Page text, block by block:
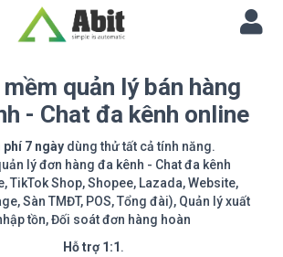
mềm quản lý bán hàng
- Chat đa kênh online
phí 7 ngày dùng thử tất cả tính năng.
lý đơn hàng đa kênh - Chat đa kênh
TikTok Shop, Shopee, Lazada, Website,
Sàn TMĐT, POS, Tổng đài), Quản lý xuất
tồn, Đối soát đơn hàng hoàn
Hỗ trợ 1:1 .